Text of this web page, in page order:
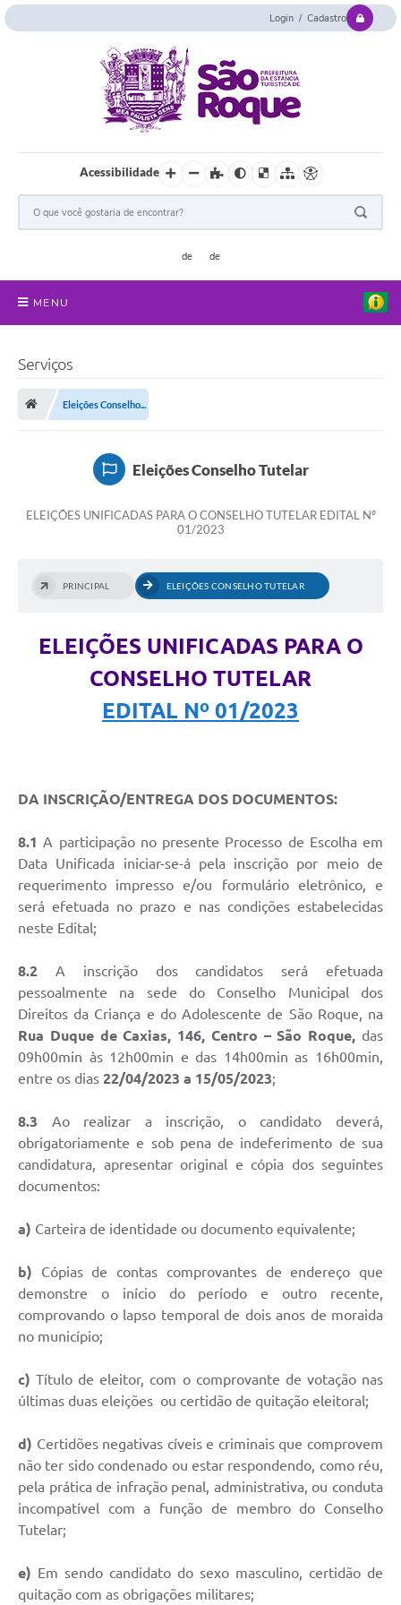
Login / Cadastro
Acessibilidade
MENU
Terceiro Setor
Secretarias/Departamentos
Lista Telefônica
Conselhos Municipais
Cadastro de voluntários - Lei n° 5.205/21
Central de Serviço
Consulta Pública: Revisão Plano Diretor
Contas Públicas
Creches
Cronograma coleta de lixo e seletiva
Banco do Povo
Biblioteca
Bancos conveniados e serviços disponíveis
Defesa Civil
Departamento de Bem-Estar Social
Divisão de Rendas
Horários de Ônibus - Jundiá
Nota Fiscal de Serviço Eletrônica
Notícias
Postos de Atendimento ao Trabalhador (PAT)
Serviços
Eleições Conselho...
Eleições Conselho Tutelar
ELEIÇÕES UNIFICADAS PARA O CONSELHO TUTELAR EDITAL Nº
01/2023
PRINCIPAL ELEIÇÕES CONSELHO TUTELAR
ELEIÇÕES UNIFICADAS PARA O
CONSELHO TUTELAR
EDITAL Nº 01/2023
DA INSCRIÇÃO/ENTREGA DOS DOCUMENTOS:
8.1A participação no presente Processo de Escolha em
Data Unificada iniciar-se-á pela inscrição por meio de
requerimento impresso e/ou formulário eletrônico, e
será efetuada no prazo e nas condições estabelecidas
neste Edital;
8.2 A inscrição dos candidatos será efetuada
pessoalmente na sede do Conselho Municipal dos
Direitos da Criança e do Adolescente de São Roque, na
Rua Duque de Caxias, 146, Centro – São Roque, das
09h00min às 12h00min e das 14h00min as 16h00min,
entre os dias 22/04/2023 a 15/05/2023;
8.3 Ao realizar a inscrição, o candidato deverá,
obrigatoriamente e sob pena de indeferimento de sua
candidatura, apresentar original e cópia dos seguintes
documentos:
a) Carteira de identidade ou documento equivalente;
b) Cópias de contas comprovantes de endereço que
demonstre o início do período e outro recente,
comprovando o lapso temporal de dois anos de moraida
no município;
c) Título de eleitor, com o comprovante de votação nas
últimas duas eleições ou certidão de quitação eleitoral;
d) Certidões negativas cíveis e criminais que comprovem
não ter sido condenado ou estar respondendo, como réu,
pela prática de infração penal, administrativa, ou conduta
incompatível com a função de membro do Conselho
Tutelar;
e) Em sendo candidato do sexo masculino, certidão de
quitação com as obrigações militares;